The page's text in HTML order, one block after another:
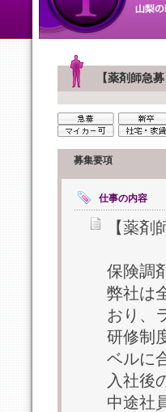
【薬剤師急
募集要項
仕事の内容
【薬剤
保険調
弊社は
おり、
研修制
ベルに
入社後
中途社